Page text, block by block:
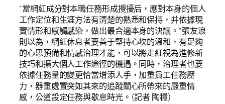
“當網紅成分對本職任務形成攪擾后，應對本身的個人
工作定位和生涯方法有清楚的熟悉和保持，并依據現
實情形和感觸感染，做出最合適本身的決議。”張友浪
則以為，網紅休息者要善于堅持心坎的溫和，有足夠
的心思預備和情感治理才能，可以將走紅視為進修新
技巧和擴大個人工作途徑的機遇。同時，治理者也要
依據任務量的變更恰當增添人手，加重員工任務壓
力，器重處置突如其來的追蹤關心所帶來的嚴重情
感，公道設定任務與歇息時光。(記者 陶穩)